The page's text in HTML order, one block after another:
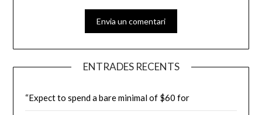
ENTRADES RECENTS
“Expect to spend a bare minimal of $60 for